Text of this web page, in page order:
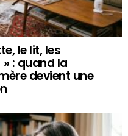
le lit, les
: quand la
devient une